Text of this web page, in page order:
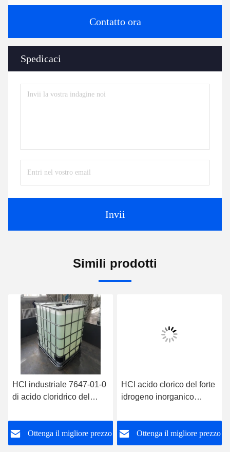
Contatto ora
Spedicaci
Invii
Simili prodotti
HCl industriale 7647-01-0
di acido cloridrico del
Ottenga il migliore prezzo
HCl acido clorico del forte
idrogeno inorganico
Ottenga il migliore prezzo